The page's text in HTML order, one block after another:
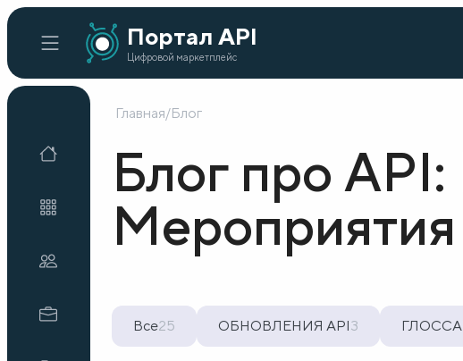
Портал API
Цифровой маркетплейс
Кейсы внедрения
Главная/Блог
Блог про
Все25 ОБНОВЛЕНИЯ API3